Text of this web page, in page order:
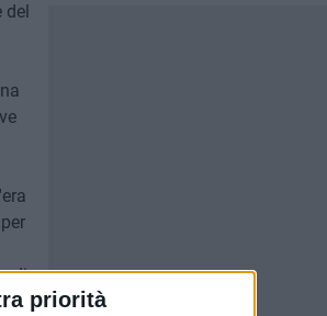
priorità
del
di